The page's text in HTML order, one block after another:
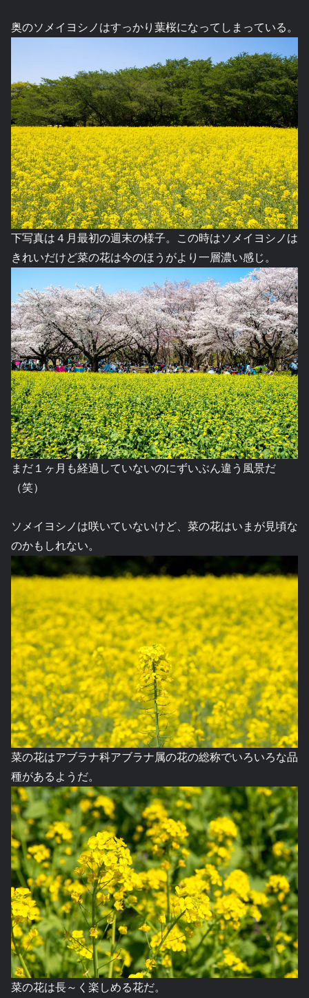
奥のソメイヨシノはすっかり葉桜になってしまっている。
下写真は４月最初の週末の様子。この時はソメイヨシノは
きれいだけど菜の花は今のほうがより一層濃い感じ。
まだ１ヶ月も経過していないのにずいぶん違う風景だ
（笑）
ソメイヨシノは咲いていないけど、菜の花はいまが見頃な
のかもしれない。
菜の花はアブラナ科アブラナ属の花の総称でいろいろな品
種があるようだ。
菜の花は長～く楽しめる花だ。